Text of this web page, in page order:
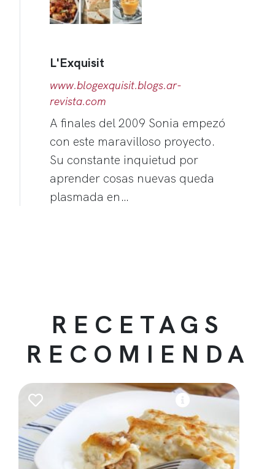
L'Exquisit
www.blogexquisit.blogs.ar-
revista.com
A finales del 2009 Sonia empezó
con este maravilloso proyecto.
Su constante inquietud por
aprender cosas nuevas queda
plasmada en…
RECETAGS
RECOMIENDA